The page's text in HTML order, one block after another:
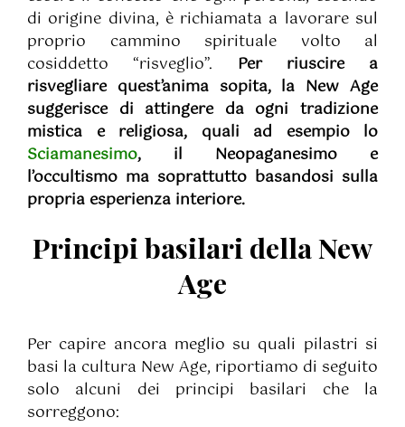
di origine divina, è richiamata a lavorare sul
proprio cammino spirituale volto al
cosiddetto “risveglio”. Per riuscire a
risvegliare quest’anima sopita, la New Age
suggerisce di attingere da ogni tradizione
mistica e religiosa, quali ad esempio lo
Sciamanesimo, il Neopaganesimo e
l’occultismo ma soprattutto basandosi sulla
propria esperienza interiore.
Principi basilari della New
Age
Per capire ancora meglio su quali pilastri si
basi la cultura New Age, riportiamo di seguito
solo alcuni dei principi basilari che la
sorreggono: